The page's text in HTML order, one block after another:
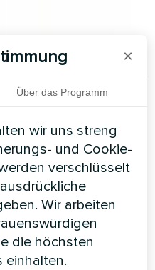
×
Über das Programm
wir uns streng
und Cookie-
verschlüsselt
Wir arbeiten
die höchsten
einhalten.